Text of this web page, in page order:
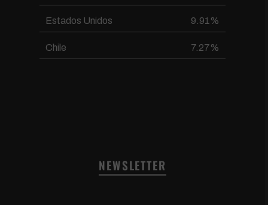
Estados Unidos 9.91%
Chile 7.27%
NEWSLETTER